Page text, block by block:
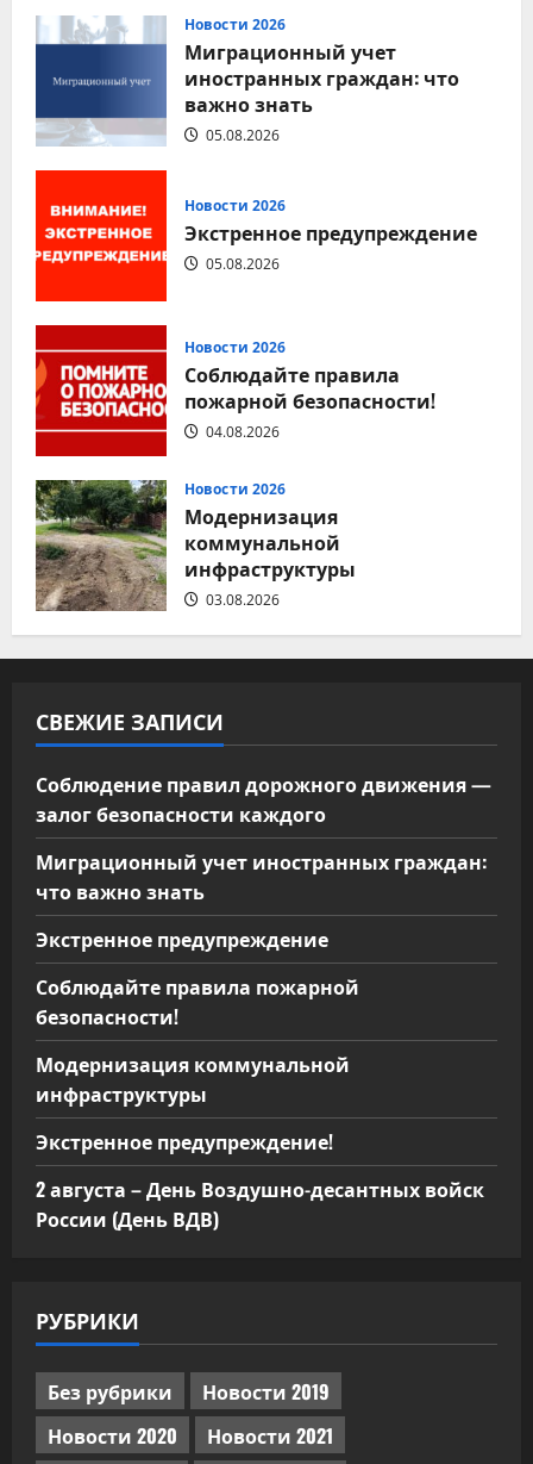
Соблюдение
правил
дорожного
движения
—
залог
каждого
Новости 2026
Миграционный учет
иностранных граждан: что
важно знать
05.08.2026
Новости 2026
Экстренное предупреждение
05.08.2026
Новости 2026
Соблюдайте правила
пожарной безопасности!
04.08.2026
Новости 2026
Модернизация
коммунальной
инфраструктуры
03.08.2026
СВЕЖИЕ ЗАПИСИ
Соблюдение правил дорожного движения —
залог безопасности каждого
Миграционный учет иностранных граждан:
что важно знать
Экстренное предупреждение
Соблюдайте правила пожарной
безопасности!
Модернизация коммунальной
инфраструктуры
Экстренное предупреждение!
2 августа – День Воздушно-десантных войск
России (День ВДВ)
РУБРИКИ
Без рубрики
Новости 2019
Новости 2020
Новости 2021